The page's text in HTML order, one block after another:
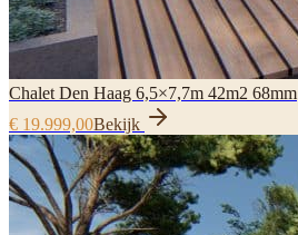
Chalet Den Haag 6,5×7,7m 42m2 68mm
€ 19.999,00Bekijk